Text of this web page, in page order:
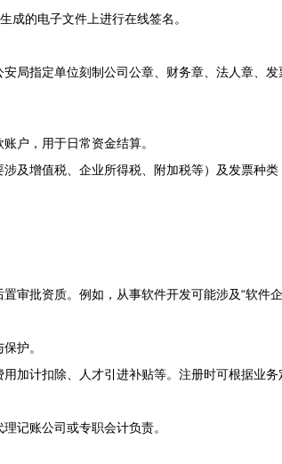
成的电子文件上进行在线签名。
局指定单位刻制公司公章、财务章、法人章、发
户，用于日常资金结算。
及增值税、企业所得税、附加税等）及发票种
审批资质。例如，从事软件开发可能涉及“软件
护。
加计扣除、人才引进补贴等。注册时可根据业
记账公司或专职会计负责。